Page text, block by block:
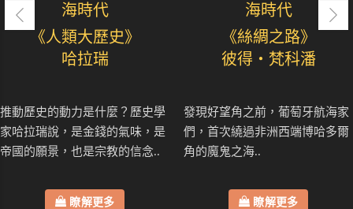
海時代
《人類大歷史》
哈拉瑞
推動歷史的動力是什麼？歷史學
家哈拉瑞說，是金錢的氣味，是
帝國的願景，也是宗教的信念..
瞭解更多
海時代
《絲綢之路》
彼得・梵科潘
發現好望角之前，葡萄牙航海家
們，首次繞過非洲西端博哈多爾
角的魔鬼之海..
瞭解更多